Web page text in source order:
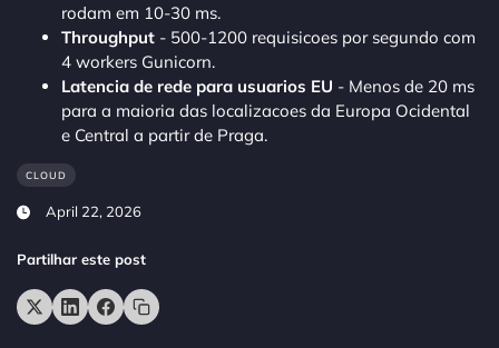
rodam em 10-30 ms.
Throughput - 500-1200 requisicoes por segundo com
4 workers Gunicorn.
Latencia de rede para usuarios EU - Menos de 20 ms
para a maioria das localizacoes da Europa Ocidental
e Central a partir de Praga.
CLOUD
April 22, 2026
Partilhar este post